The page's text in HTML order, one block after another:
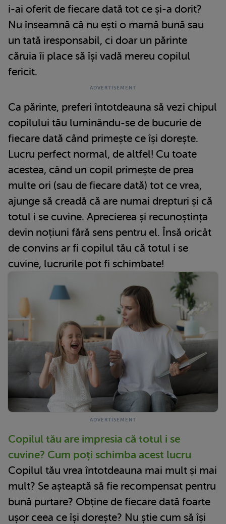
i-ai oferit de fiecare dată tot ce și-a dorit?
Nu înseamnă că nu ești o mamă bună sau
un tată iresponsabil, ci doar un părinte
căruia îi place să își vadă mereu copilul
fericit.
Ca părinte, preferi întotdeauna să vezi chipul
copilului tău luminându-se de bucurie de
fiecare dată când primește ce își dorește.
Lucru perfect normal, de altfel! Cu toate
acestea, când un copil primește de prea
multe ori (sau de fiecare dată) tot ce vrea,
ajunge să creadă că are numai drepturi și că
totul i se cuvine. Aprecierea și recunoștința
devin noțiuni fără sens pentru el. Însă oricât
de convins ar fi copilul tău că totul i se
cuvine, lucrurile pot fi schimbate!
Copilul tău are impresia că totul i se
cuvine? Cum poți schimba acest lucru
Copilul tău vrea întotdeauna mai mult și mai
mult? Se așteaptă să fie recompensat pentru
bună purtare? Obține de fiecare dată foarte
ușor ceea ce își dorește? Nu știe cum să își